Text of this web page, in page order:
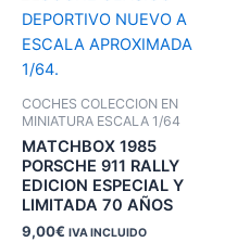
COCHES COLECCION EN
MINIATURA ESCALA 1/64
MATCHBOX 1985
PORSCHE 911 RALLY
EDICION ESPECIAL Y
LIMITADA 70 AÑOS
9,00€ IVA INCLUIDO